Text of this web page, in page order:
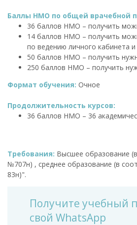
Баллы НМО по общей врачебной
36 баллов НМО – получить
14 баллов НМО – получить
по ведению личного кабинета
50 баллов НМО – получить
250 баллов НМО – получить
Формат обучения: Очное
Продолжительность курсов:
36 баллов НМО – 36
Требования: Высшее образование
№707н) , среднее образование (в
83н)".
Получите учебный
свой WhatsApp